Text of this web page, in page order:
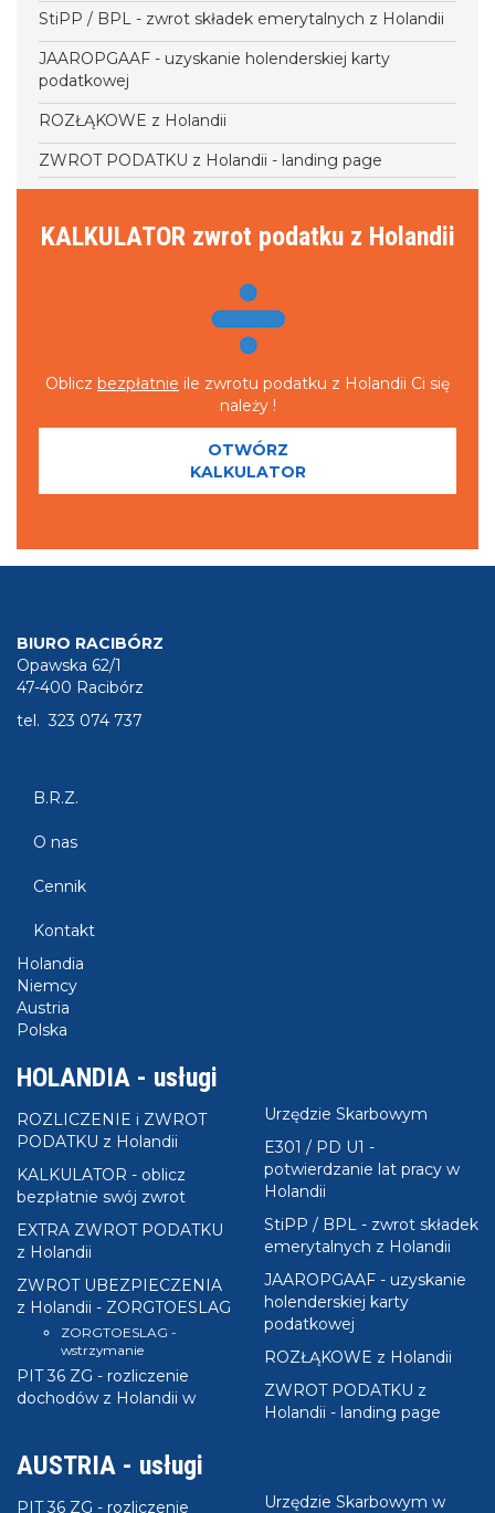
StiPP / BPL - zwrot składek emerytalnych z Holandii
JAAROPGAAF - uzyskanie holenderskiej karty
podatkowej
ROZŁĄKOWE z Holandii
ZWROT PODATKU z Holandii - landing page
KALKULATOR zwrot podatku z Holandii
Oblicz bezpłatnie ile zwrotu podatku z Holandii Ci się
należy !
OTWÓRZ
KALKULATOR
BIURO RACIBÓRZ
Opawska 62/1
47-400 Racibórz
tel. 323 074 737
B.R.Z.
O nas
Cennik
Kontakt
Holandia
Niemcy
Austria
Polska
HOLANDIA - usługi
ROZLICZENIE i ZWROT
PODATKU z Holandii
KALKULATOR - oblicz
bezpłatnie swój zwrot
EXTRA ZWROT PODATKU
z Holandii
ZWROT UBEZPIECZENIA
z Holandii - ZORGTOESLAG
ZORGTOESLAG -
wstrzymanie
PIT 36 ZG - rozliczenie
dochodów z Holandii w
Urzędzie Skarbowym
E301 / PD U1 -
potwierdzanie lat pracy w
Holandii
StiPP / BPL - zwrot składek
emerytalnych z Holandii
JAAROPGAAF - uzyskanie
holenderskiej karty
podatkowej
ROZŁĄKOWE z Holandii
ZWROT PODATKU z
Holandii - landing page
AUSTRIA - usługi
PIT 36 ZG - rozliczenie Urzędzie Skarbowym w